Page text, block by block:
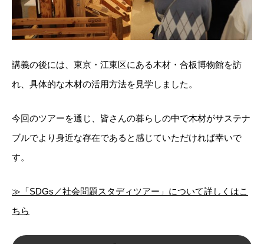
講義の後には、東京・江東区にある木材・合板博物館を訪
れ、具体的な木材の活用方法を見学しました。
今回のツアーを通じ、皆さんの暮らしの中で木材がサステナ
ブルでより身近な存在であると感じていただければ幸いで
す。
≫「SDGs／社会問題スタディツアー」について詳しくはこ
ちら